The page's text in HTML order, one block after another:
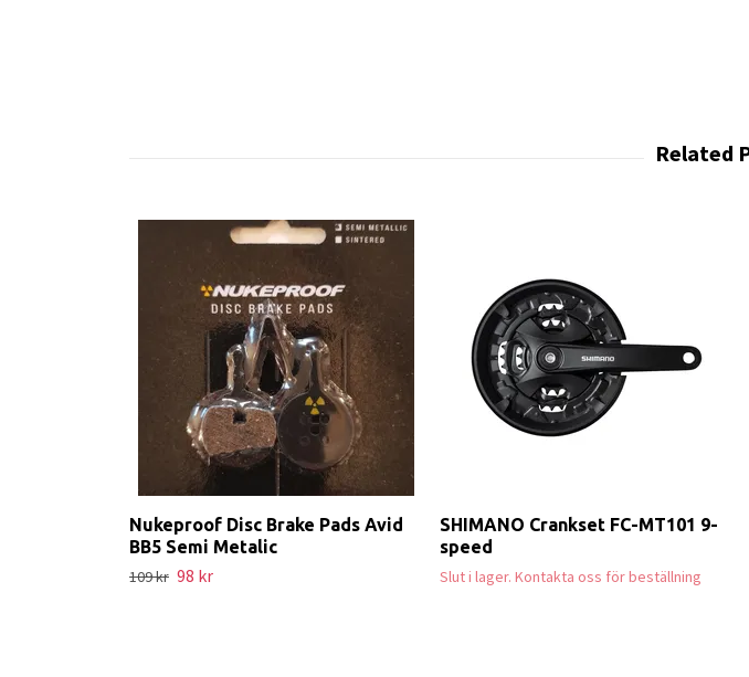
Nukeproof Disc Brake Pads Avid
BB5 Semi Metalic
109 kr 98 kr
SHIMANO Crankset FC-MT101 9-
speed
Slut i lager. Kontakta oss för beställning